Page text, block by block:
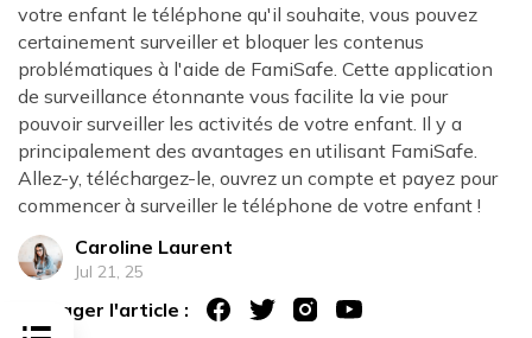
votre enfant le téléphone qu'il souhaite, vous pouvez
certainement surveiller et bloquer les contenus
problématiques à l'aide de FamiSafe. Cette application
de surveillance étonnante vous facilite la vie pour
pouvoir surveiller les activités de votre enfant. Il y a
principalement des avantages en utilisant FamiSafe.
Allez-y, téléchargez-le, ouvrez un compte et payez pour
commencer à surveiller le téléphone de votre enfant !
Caroline Laurent
Jul 21, 25
Partager l'article :